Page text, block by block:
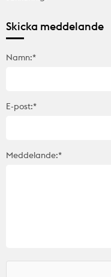
Skicka meddelande
Namn:*
E-post:*
Meddelande:*